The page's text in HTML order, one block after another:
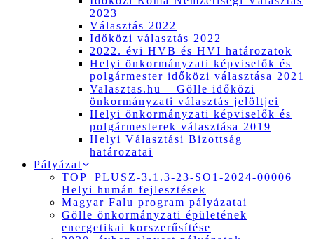
2023
Választás 2022
Időközi választás 2022
2022. évi HVB és HVI határozatok
Helyi önkormányzati képviselők és
polgármester időközi választása 2021
Valasztas.hu – Gölle időközi
önkormányzati választás jelöltjei
Helyi önkormányzati képviselők és
polgármesterek választása 2019
Helyi Választási Bizottság
határozatai
Pályázat
TOP_PLUSZ-3.1.3-23-SO1-2024-00006
Helyi humán fejlesztések
Magyar Falu program pályázatai
Gölle önkormányzati épületének
energetikai korszerűsítése